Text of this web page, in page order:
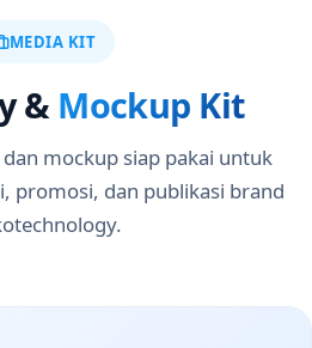
MEDIA KIT
& Mockup Kit
mockup siap pakai untuk
promosi, dan publikasi brand